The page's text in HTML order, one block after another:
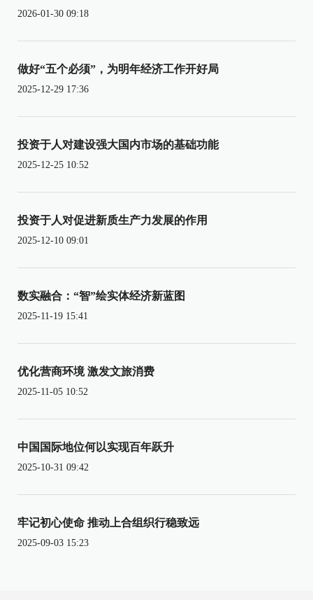
2026-01-30 09:18
做好“五个必须”，为明年经济工作开好局
2025-12-29 17:36
投资于人对建设强大国内市场的基础功能
2025-12-25 10:52
投资于人对促进新质生产力发展的作用
2025-12-10 09:01
数实融合：“智”绘实体经济新蓝图
2025-11-19 15:41
优化营商环境 激发文旅消费
2025-11-05 10:52
中国国际地位何以实现百年跃升
2025-10-31 09:42
牢记初心使命 推动上合组织行稳致远
2025-09-03 15:23